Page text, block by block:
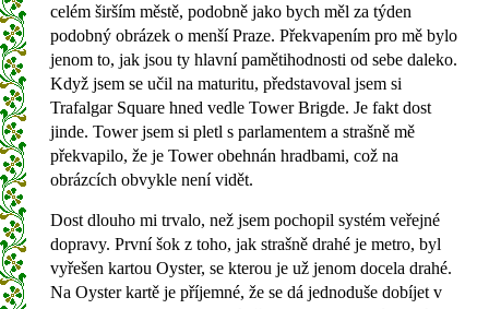
celém širším městě, podobně jako bych měl za týden
podobný obrázek o menší Praze. Překvapením pro mě bylo
jenom to, jak jsou ty hlavní pamětihodnosti od sebe daleko.
Když jsem se učil na maturitu, představoval jsem si
Trafalgar Square hned vedle Tower Brigde. Je fakt dost
jinde. Tower jsem si pletl s parlamentem a strašně mě
překvapilo, že je Tower obehnán hradbami, což na
obrázcích obvykle není vidět.
Dost dlouho mi trvalo, než jsem pochopil systém veřejné
dopravy. První šok z toho, jak strašně drahé je metro, byl
vyřešen kartou Oyster, se kterou je už jenom docela drahé.
Na Oyster kartě je příjemné, že se dá jednoduše dobíjet v